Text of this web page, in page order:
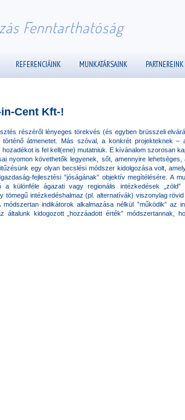
Fenntarthatóság
REFERENCIÁINK MUNKATÁRSAINK PARTNEREINK
Cent Kft-!
részéről lényeges törekvés (és egyben brüsszeli
átmenetet. Más szóval, a konkrét projekteknek –
hozadékot is fel kell(ene) mutatniuk. E kívánalom szorosan
nyomon követhetők legyenek, sőt, amennyire
egy olyan becslési módszer kidolgozása volt,
fejlesztési ”jóságának” objektív megítélésére. A
a különféle ágazati vagy regionális intézkedések
tömegű intézkedéshalmaz (pl. alternatívák) viszonylag
indikátorok alkalmazása nélkül ”működik” az
általunk kidogozott „hozzáadott érték” módszertannak,